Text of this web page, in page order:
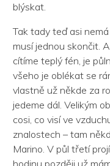
blýskat.
Tak tady teď asi
musí jednou skončit.
cítíme teplý fén, je
všeho je oblékat se
vlastně už někde za
jedeme dál. Velikým
cosi, co visí ve
znalostech – tam
Marino. V půl třetí